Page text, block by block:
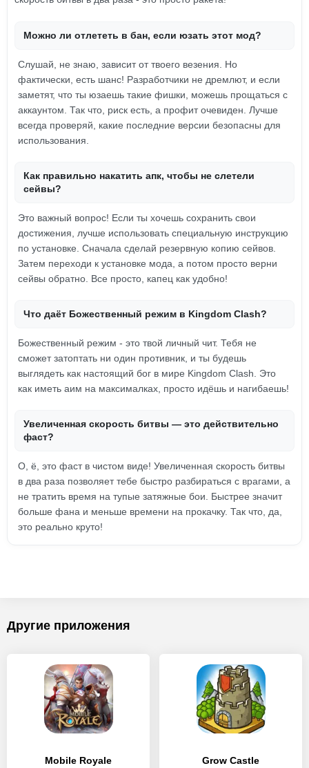
Можно ли отлететь в бан, если юзать этот мод?
Слушай, не знаю, зависит от твоего везения. Но
фактически, есть шанс! Разработчики не дремлют, и если
заметят, что ты юзаешь такие фишки, можешь прощаться с
аккаунтом. Так что, риск есть, а профит очевиден. Лучше
всегда проверяй, какие последние версии безопасны для
использования.
Как правильно накатить апк, чтобы не слетели
сейвы?
Это важный вопрос! Если ты хочешь сохранить свои
достижения, лучше использовать специальную инструкцию
по установке. Сначала сделай резервную копию сейвов.
Затем переходи к установке мода, а потом просто верни
сейвы обратно. Все просто, капец как удобно!
Что даёт Божественный режим в Kingdom Clash?
Божественный режим - это твой личный чит. Тебя не
сможет затоптать ни один противник, и ты будешь
выглядеть как настоящий бог в мире Kingdom Clash. Это
как иметь аим на максималках, просто идёшь и нагибаешь!
Увеличенная скорость битвы — это действительно
фаст?
О, ё, это фаст в чистом виде! Увеличенная скорость битвы
в два раза позволяет тебе быстро разбираться с врагами, а
не тратить время на тупые затяжные бои. Быстрее значит
больше фана и меньше времени на прокачку. Так что, да,
это реально круто!
Другие приложения
Mobile Royale Grow Castle